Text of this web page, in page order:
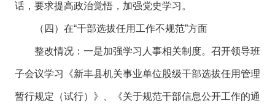
话，要求提高政治觉悟，加强党史学习。
（四）在“干部选拔任用工作不规范”方面
整改情况：一是加强学习人事相关制度。召开领导班
子会议学习《新丰县机关事业单位股级干部选拔任用管理
暂行规定（试行）》、《关于规范干部信息公开工作的通